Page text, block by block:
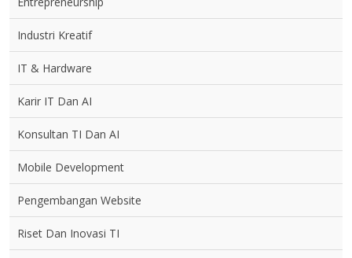
Industri Kreatif
IT & Hardware
Karir IT Dan AI
Konsultan TI Dan AI
Mobile Development
Pengembangan Website
Riset Dan Inovasi TI